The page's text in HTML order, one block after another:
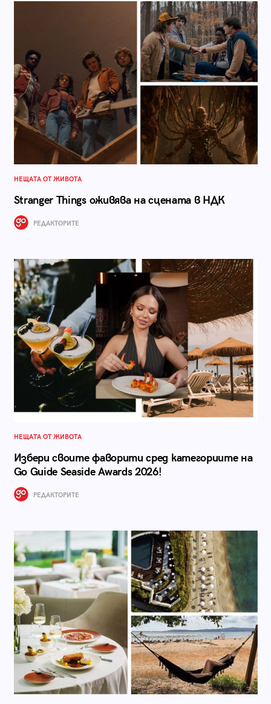
НЕЩАТА ОТ ЖИВОТА
Stranger Things оживява на сцената в НДК
РЕДАКТОРИТЕ
НЕЩАТА ОТ ЖИВОТА
Избери своите фаворити сред категориите на
Go Guide Seaside Awards 2026!
РЕДАКТОРИТЕ